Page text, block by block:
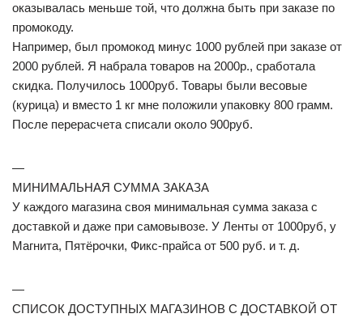
оказывалась меньше той, что должна быть при заказе по
промокоду.
Например, был промокод минус 1000 рублей при заказе от
2000 рублей. Я набрала товаров на 2000р., сработала
скидка. Получилось 1000руб. Товары были весовые
(курица) и вместо 1 кг мне положили упаковку 800 грамм.
После перерасчета списали около 900руб.
—
МИНИМАЛЬНАЯ СУММА ЗАКАЗА
У каждого магазина своя минимальная сумма заказа с
доставкой и даже при самовывозе. У Ленты от 1000руб, у
Магнита, Пятёрочки, Фикс-прайса от 500 руб. и т. д.
—
СПИСОК ДОСТУПНЫХ МАГАЗИНОВ С ДОСТАВКОЙ ОТ